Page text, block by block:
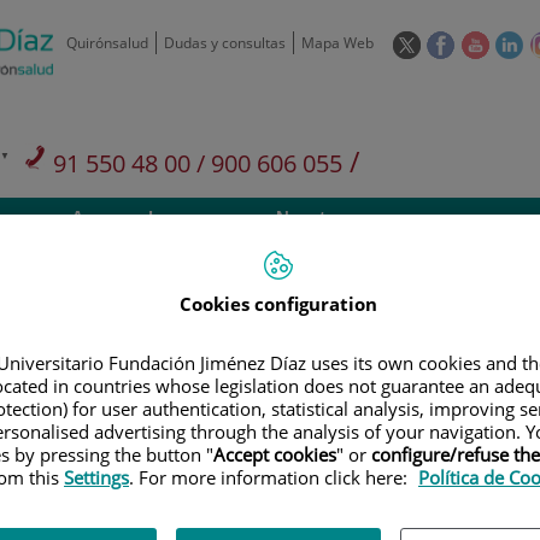
Quirónsalud Dudas y consultas Mapa Web
Este
ventana
nueva.
Este
ventana
nueva.
Este
nueva.
91 550 48 00 / 900 606 055/
Privados: 91 090 05 16
Aseguradoras y
Nuestro
Investigación
Teléfono de atención al usuario900 301 013
Cookies configuration
Fundación Jiménez Díaz uses its own cookies and
in countries whose legislation does not guarantee an
for user authentication, statistical analysis, improving
advertising through the analysis of your navigation.
by pressing the button "Accept cookies" or configure/refuse
thisSettings. For more information click here: Política de